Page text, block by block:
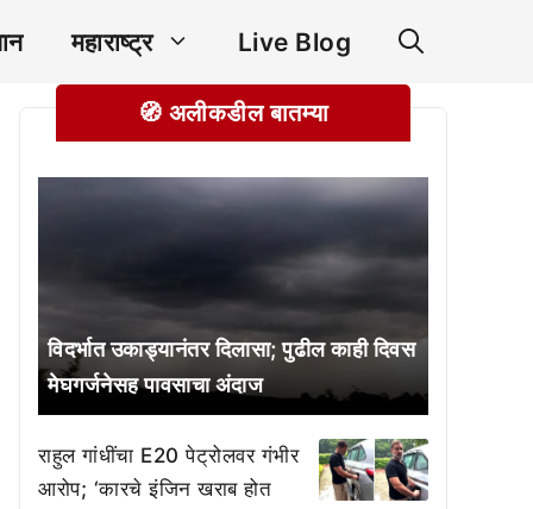
महाराष्ट्र Live Blog
🧭 अलीकडील बातम्या
विदर्भात उकाड्यानंतर दिलासा; पुढील काही दिवस
मेघगर्जनेसह पावसाचा अंदाज
राहुल गांधींचा E20 पेट्रोलवर गंभीर
आरोप; ‘कारचे इंजिन खराब होत